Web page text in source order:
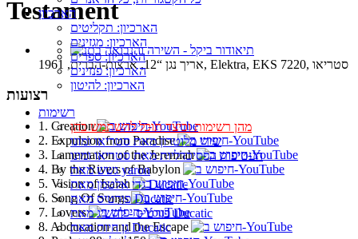
הארכיון
הארכיון: תקליטים
הארכיון: מגזינים
הארכיון: ספרים
הארכיון: פנזינים
הארכיון: להיטון
רשימות
מהן רשימות וכיצד תוכל להשתמש בהן
שירי מלוטרון מאת סטריאו ומונו
העטיפות הפסיכדליות מאת סטריאו ומונו
גשש מאת yaron
גדי אלטמן מאת Ducatic
פורטיס מאת Ducatic
פורטיס - להשיג מאת Ducatic
גן חיות מאת Ducatic
Testament
אריך נגן “12, ארצות-הברית, 1961, Elektra, EKS 7220, סטריאו
רצועות
1. Creation
2. Expulsion from Paradise
3. Lamentation of the Jeremiah
4. By the Rivers of Babylon
5. Vision of Isaiah
6. Song Of Songs
7. Lovers
8. Abducation and the Escape